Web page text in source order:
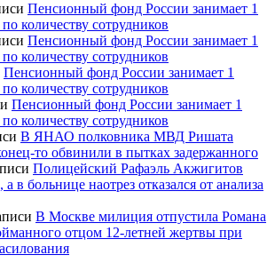
Пенсионный фонд России занимает 1
количеству сотрудников
Пенсионный фонд России занимает 1
количеству сотрудников
Пенсионный фонд России занимает 1
количеству сотрудников
Пенсионный фонд России занимает 1
количеству сотрудников
В ЯНАО полковника МВД Ришата
то обвинили в пытках задержанного
Полицейский Рафаэль Акжигитов
в больнице наотрез отказался от анализа
В Москве милиция отпустила Романа
отцом 12-летней жертвы при